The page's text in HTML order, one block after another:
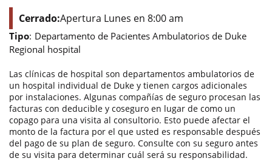
Cerrado:Apertura Lunes en 8:00 am
Tipo: Departamento de Pacientes Ambulatorios de Duke
Regional hospital
Las clínicas de hospital son departamentos ambulatorios de
un hospital individual de Duke y tienen cargos adicionales
por instalaciones. Algunas compañías de seguro procesan las
facturas con deducible y coseguro en lugar de como un
copago para una visita al consultorio. Esto puede afectar el
monto de la factura por el que usted es responsable después
del pago de su plan de seguro. Consulte con su seguro antes
de su visita para determinar cuál será su responsabilidad.